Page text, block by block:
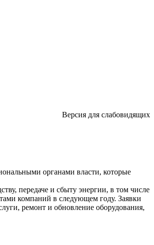
Версия для слабовидящих
органами власти, которые
передаче и сбыту энергии, в том числе
компаний в следующем году. Заявки
ремонт и обновление оборудования,